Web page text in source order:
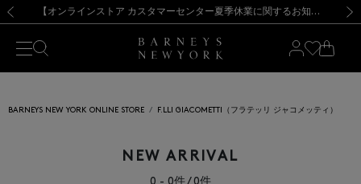
新規登録のお客様も対象！＜MY BARNEYS＞会員のお客様は11,000円（税込）以上のお買上げで常時送料無料！お買い物の際は会員登録を！
【夏季休業に伴う出荷一時停止のお知らせ】(2026.8.7) 【オンラインストア カスタマーセンター夏季休業に関するお知らせ】（2026.8.7）
【夏季休業に伴う返品・交換承り一時停止のお知らせ】（2026.8.5）
熊本県を中心とした地震の影響によるお荷物のお届けについて
【開催中】SUMMER SALEのご案内・ご注意事項 新規登録のお客様も対象！＜MY BARNEYS＞会員のお客様は11,000円（税込）以上のお買上げで常時送料無料！お買い物の際は会員登録を！
【夏季休業に伴う出荷一時停止のお知らせ】(2026.8.7)
BARNEYS NEW YORK ONLINE STORE F.LLI GIACOMETTI（フラテッリ ジャコメッティ）
NEW ARRIVAL